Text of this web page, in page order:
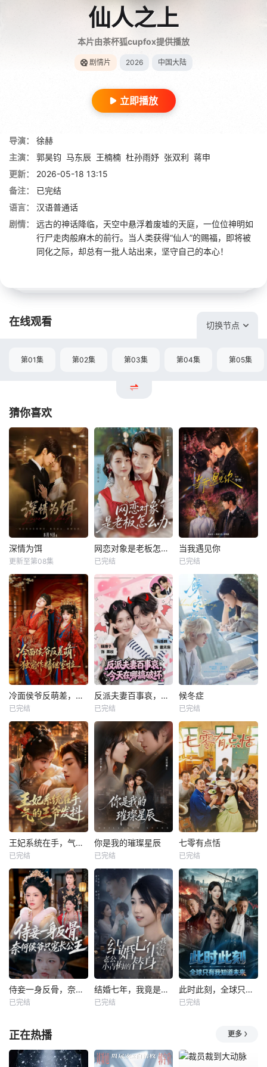
仙人之上
本片由茶杯狐cupfox提供播放
剧情片 2026 中国大陆
立即播放
导演：
徐赫
主演：
郭昊钧 马东辰 王楠楠 杜孙雨妤 张双利 蒋申
更新：
2026-05-18 13:15
备注：
已完结
语言：
汉语普通话
剧情：
远古的神话降临，天空中悬浮着废墟的天庭，一位位神明如
行尸走肉般麻木的前行。当人类获得“仙人”的赐福，即将被
同化之际，却总有一批人站出来，坚守自己的本心！
在线观看 切换节点
第01集 第02集 第03集 第04集 第05集
猜你喜欢
深情为饵
更新至第08集
网恋对象是老板怎么办
已完结
当我遇见你
已完结
冷面侯爷反萌差，独宠作精继室啦
已完结
反派夫妻百事哀，今天在哪搞破坏
已完结
候冬症
已完结
王妃系统在手，气的王爷发抖
已完结
你是我的璀璨星辰
已完结
七零有点恬
已完结
侍妾一身反骨，奈何侯爷只宠长公主
已完结
结婚七年，我竟是老公小青梅的替身
已完结
此时此刻，全球只有我知道未来
已完结
正在热播 更多